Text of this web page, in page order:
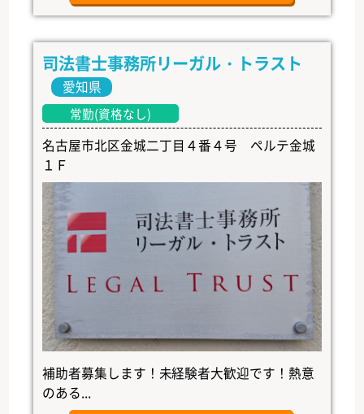
司法書士事務所リーガル・トラスト
愛知県
常勤(資格なし)
名古屋市北区金城二丁目４番４号 ペルテ金城
１Ｆ
補助者募集します！未経験者大歓迎です！熱意
のある...